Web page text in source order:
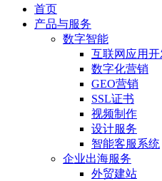
首页
产品与服务
数字智能
互联网应用开
数字化营销
GEO营销
SSL证书
视频制作
设计服务
智能客服系统
企业出海服务
外贸建站